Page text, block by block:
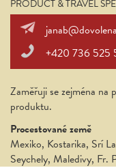
PRODUCT & TRAVEL
+420 736 525
Zaměřuji se zejména na
produktu.
Procestované země
Mexiko, Kostarika, Srí
Seychely, Maledivy, Fr.